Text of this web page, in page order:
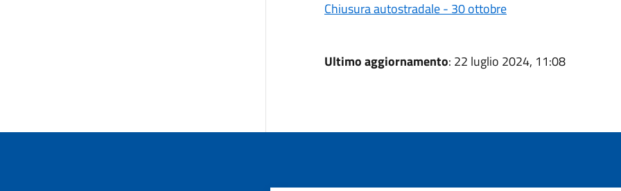
Chiusura autostradale - 30 ottobre
Ultimo aggiornamento: 22 luglio 2024, 11:08